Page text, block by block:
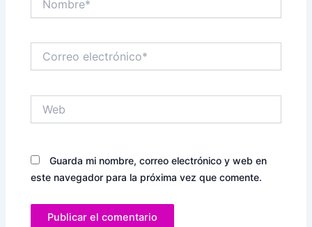
electrónico*
Guarda mi nombre, correo electrónico y web en
este navegador para la próxima vez que comente.